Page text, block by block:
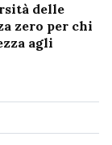
delle
zero per chi
agli